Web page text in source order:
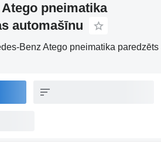
pneimatika
automašīnu
Benz Atego pneimatika